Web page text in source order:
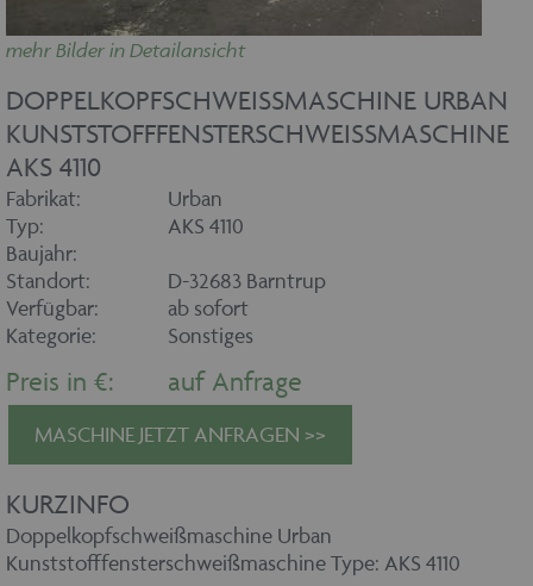
mehr Bilder in Detailansicht
DOPPELKOPFSCHWEISSMASCHINE URBAN K
UNSTSTOFFFENSTERSCHWEISSMASCHINE AK
S 4110
Fabrikat:
Urban
Typ:
AKS 4110
Baujahr:
Standort:
D-32683 Barntrup
Verfügbar:
ab sofort
Kategorie:
Sonstiges
Preis in €: auf Anfrage
MASCHINE JETZT ANFRAGEN >>
KURZINFO
Doppelkopfschweißmaschine Urban
Kunststofffensterschweißmaschine Type: AKS 4110